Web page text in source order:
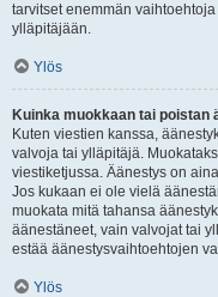
tarvitset enemmän
ylläpitäjään.
Ylös
Kuinka muokkaan tai poistan
Kuten viestien kanssa,
valvoja tai ylläpitäjä.
viestiketjussa. Äänestys on
Jos kukaan ei ole vielä
muokata mitä tahansa
äänestäneet, vain valvojat tai
estää äänestysvaihtoehtojen
Ylös